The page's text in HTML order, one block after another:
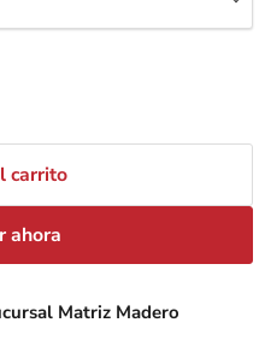
carrito
ahora
Matriz Madero